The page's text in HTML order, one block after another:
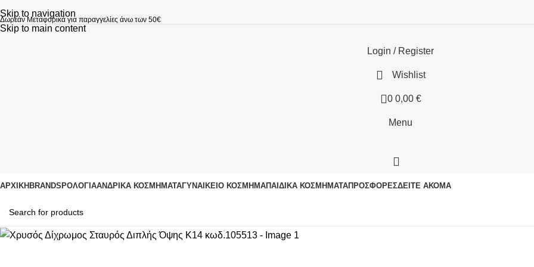
Skip to navigation
Skip to main content
Δωρεάν Μεταφορικά για παραγγελίες άνω των 50€
Login / Register
Wishlist
0 0,00 €
Menu
ΑΡΧΙΚΗ BRANDS ΡΟΛΌΓΙΑΑΝΔΡΙΚΆ ΚΟΣΜΉΜΑΤΑΓΥΝΑΙΚΕΊΟ ΚΟΣΜΉΜΑΠΑΙΔΙΚΆ ΚΟΣΜΉΜΑΤΑΠΡΟΣΦΟΡΈΣΔΕΊΤΕ ΑΚΌΜΑ